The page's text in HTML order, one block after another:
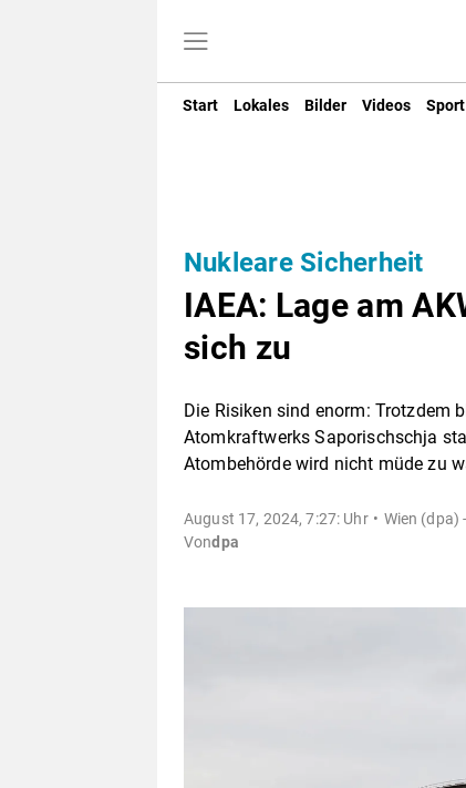
Start Lokales Bilder Videos Sport
Nukleare Sicherheit
IAEA: Lage am
sich zu
Die Risiken sind enorm: Trotzdem
Atomkraftwerks Saporischschja
Atombehörde wird nicht müde zu
August 17, 2024, 7:27: Uhr Wien (dpa) -
Vondpa